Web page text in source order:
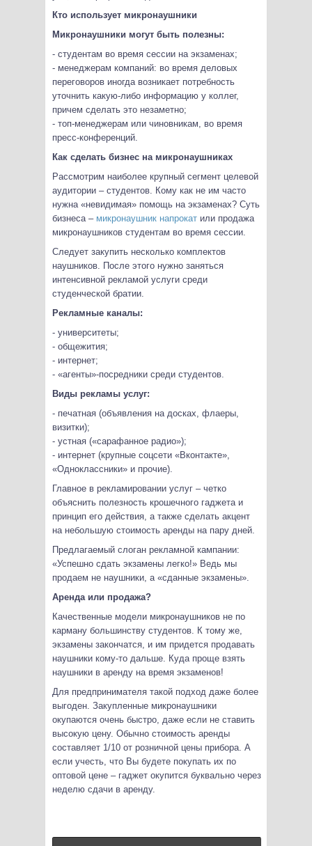
Кто использует микронаушники
Микронаушники могут быть полезны:
- студентам во время сессии на экзаменах;
- менеджерам компаний: во время деловых
переговоров иногда возникает потребность
уточнить какую-либо информацию у коллег,
причем сделать это незаметно;
- топ-менеджерам или чиновникам, во время
пресс-конференций.
Как сделать бизнес на микронаушниках
Рассмотрим наиболее крупный сегмент целевой
аудитории – студентов. Кому как не им часто
нужна «невидимая» помощь на экзаменах? Суть
бизнеса – микронаушник напрокат или продажа
микронаушников студентам во время сессии.
Следует закупить несколько комплектов
наушников. После этого нужно заняться
интенсивной рекламой услуги среди
студенческой братии.
Рекламные каналы:
- университеты;
- общежития;
- интернет;
- «агенты»-посредники среди студентов.
Виды рекламы услуг:
- печатная (объявления на досках, флаеры,
визитки);
- устная («сарафанное радио»);
- интернет (крупные соцсети «Вконтакте»,
«Одноклассники» и прочие).
Главное в рекламировании услуг – четко
объяснить полезность крошечного гаджета и
принцип его действия, а также сделать акцент
на небольшую стоимость аренды на пару дней.
Предлагаемый слоган рекламной кампании:
«Успешно сдать экзамены легко!» Ведь мы
продаем не наушники, а «сданные экзамены».
Аренда или продажа?
Качественные модели микронаушников не по
карману большинству студентов. К тому же,
экзамены закончатся, и им придется продавать
наушники кому-то дальше. Куда проще взять
наушники в аренду на время экзаменов!
Для предпринимателя такой подход даже более
выгоден. Закупленные микронаушники
окупаются очень быстро, даже если не ставить
высокую цену. Обычно стоимость аренды
составляет 1/10 от розничной цены прибора. А
если учесть, что Вы будете покупать их по
оптовой цене – гаджет окупится буквально через
неделю сдачи в аренду.